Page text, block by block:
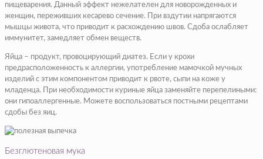
пищеварения. Данный эффект нежелателен для новорожденных и
женщин, переживших кесарево сечение. При вздутии напрягаются
мышцы живота, что приводит к расхождению швов. Сдоба ослабляет
иммунитет, замедляет обмен веществ.
Яйца – продукт, провоцирующий диатез. Если у крохи
предрасположенность к аллергии, употребление мамочкой мучных
изделий с этим компонентом приводит к рвоте, сыпи на коже у
младенца. При необходимости куриные яйца заменяйте перепелиными:
они гипоаллергенные. Можете воспользоваться постными рецептами
сдобы без яиц.
Безглютеновая мука